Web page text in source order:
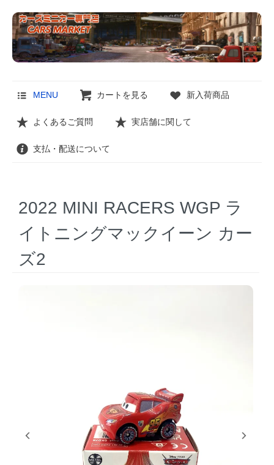
MENU カートを見る 新入荷商品
よくあるご質問 実店舗に関して
支払・配送について
2022 MINI RACERS WGP ラ
イトニングマックイーン カー
ズ2